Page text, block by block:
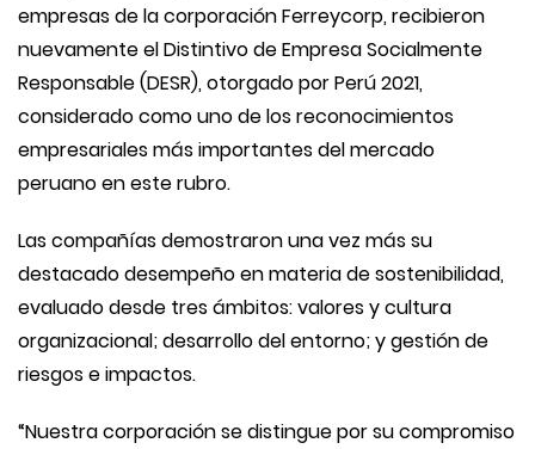
empresas de la corporación Ferreycorp, recibieron
nuevamente el Distintivo de Empresa Socialmente
Responsable (DESR), otorgado por Perú 2021,
considerado como uno de los reconocimientos
empresariales más importantes del mercado
peruano en este rubro.
Las compañías demostraron una vez más su
destacado desempeño en materia de sostenibilidad,
evaluado desde tres ámbitos: valores y cultura
organizacional; desarrollo del entorno; y gestión de
riesgos e impactos.
“Nuestra corporación se distingue por su compromiso